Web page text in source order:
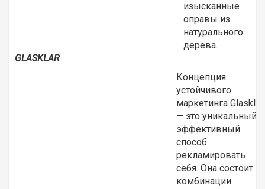
изысканные
оправы из
натурального
дерева.
GLASKLAR
Концепция
устойчивого
маркетинга Glasklar
— это уникальный и
эффективный
способ
рекламировать
себя. Она состоит из
комбинации